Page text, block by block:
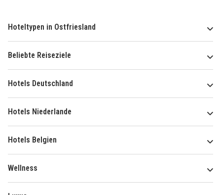
Hoteltypen in Ostfriesland
Beliebte Reiseziele
Hotels Deutschland
Hotels Niederlande
Hotels Belgien
Wellness